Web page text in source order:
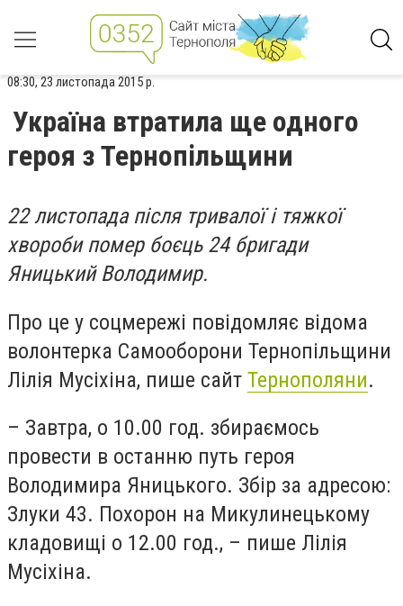
08:30, 23 листопада 2015 р.
Україна втратила ще одного
героя з Тернопільщини
22 листопада після тривалої і тяжкої
хвороби помер боєць 24 бригади
Яницький Володимир.
Про це у соцмережі повідомляє відома
волонтерка Самооборони Тернопільщини
Лілія Мусіхіна, пише сайт Тернополяни.
– Завтра, о 10.00 год. збираємось
провести в останню путь героя
Володимира Яницького. Збір за адресою:
Злуки 43. Похорон на Микулинецькому
кладовищі о 12.00 год., – пише Лілія
Мусіхіна.